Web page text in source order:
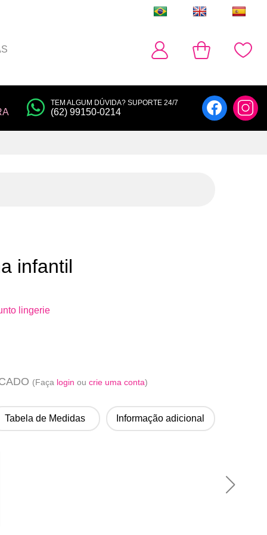
TEM ALGUM DÚVIDA? SUPORTE 24/7
(62) 99150-0214
infantil
lingerie
(Faça login ou crie uma conta)
Tabela de Medidas Informação adicional